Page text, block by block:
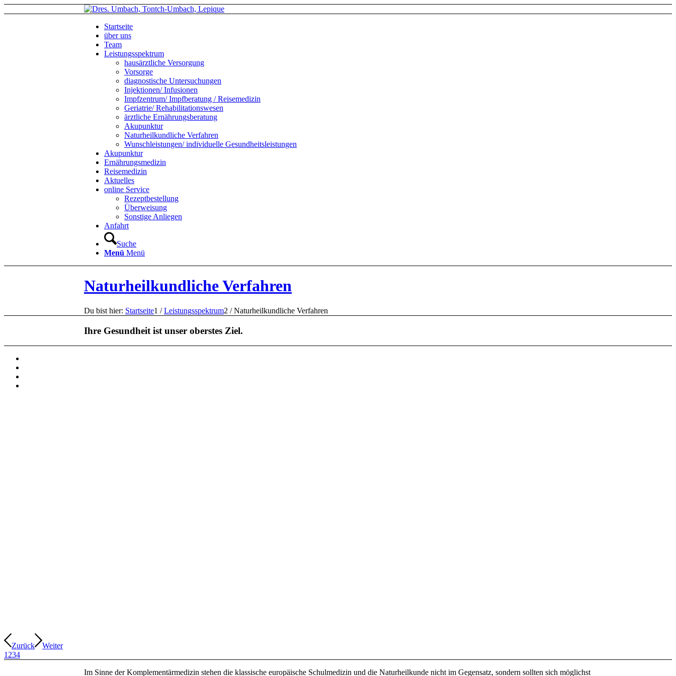
Startseite
über uns
Team
Leistungsspektrum
hausärztliche Versorgung
Vorsorge
diagnostische Untersuchungen
Injektionen/ Infusionen
Impfzentrum/ Impfberatung / Reisemedizin
Geriatrie/ Rehabilitationswesen
ärztliche Ernährungsberatung
Akupunktur
Naturheilkundliche Verfahren
Wunschleistungen/ individuelle Gesundheitsleistungen
Akupunktur
Ernährungsmedizin
Reisemedizin
Aktuelles
online Service
Rezeptbestellung
Überweisung
Sonstige Anliegen
Anfahrt
Suche
Menü Menü
Naturheilkundliche Verfahren
Du bist hier: Startseite1 / Leistungsspektrum2 / Naturheilkundliche Verfahren
Ihre Gesundheit ist unser oberstes Ziel.
Zurück
Weiter
1 234
Im Sinne der Komplementärmedizin stehen die klassische europäische Schulmedizin und die Naturheilkunde nicht im Gegensatz, sondern sollten sich möglichst